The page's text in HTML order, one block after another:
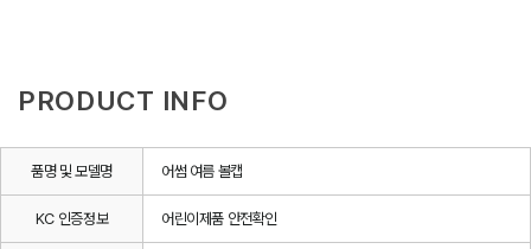
PRODUCT INFO
품명 및 모델명 어썸 여름 볼캡
KC 인증정보 어린이제품 안전확인